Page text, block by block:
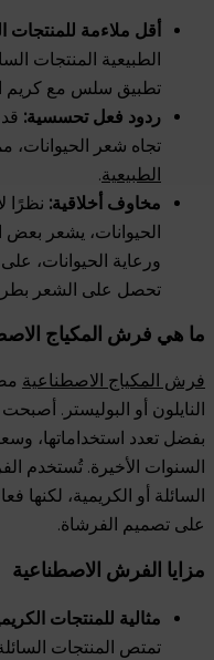
أقل ملاءمة للمنتجات
الطبيعية المنتجات
تطبيق سلس مع كريم
ردود فعل تحسسية:
تجاه شعر الحيوانات،
الطبيعية.
مخاوف أخلاقية: نظرًا
الحيوانات، يشعر
ورعاية الحيوانات،
تحصل على الشعر
ما هي فرش المكياج
فرش المكياج الاصطناعية
النايلون أو البوليستر.
بفضل تعدد استخداماتها،
السنوات الأخيرة. تُستخدم
السائلة أو الكريمية، لكنها
على تصميم الفرشاة.
مزايا الفرش الاصطناعية
مثالية للمنتجات
تمتص المنتجات